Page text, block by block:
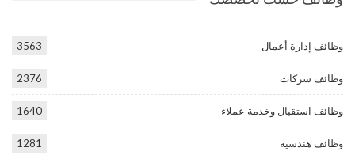
وظائف إدارة أعمال 3563
وظائف شركات 2376
وظائف استقبال وخدمة عملاء 1640
وظائف هندسية 1281